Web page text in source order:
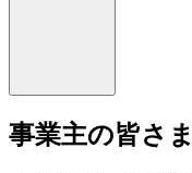
事業主の皆さま